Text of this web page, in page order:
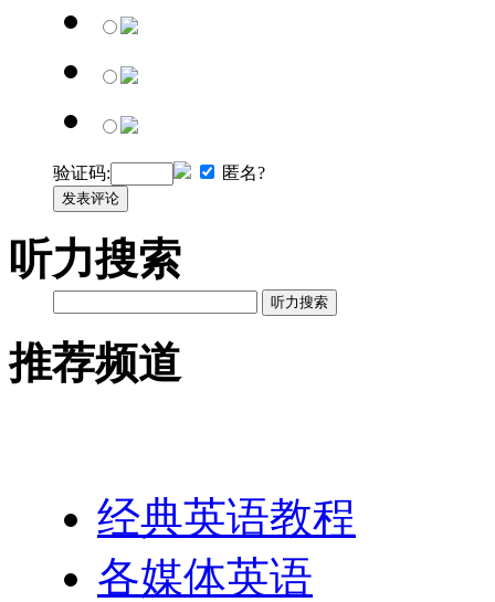
验证码: 匿名?
发表评论
听力搜索
听力搜索
推荐频道
经典英语教程
各媒体英语